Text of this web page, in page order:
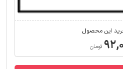
این محصول
تومان